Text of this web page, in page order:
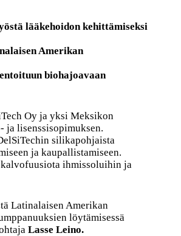
lääkehoidon kehittämiseksi
Amerikan
biohajoavaan
Oy ja yksi Meksikon
ja lisenssisopimuksen.
silikapohjaista
ja kaupallistamiseen.
ihmissoluihin ja
Latinalaisen Amerikan
löytämisessä
Lasse Leino.